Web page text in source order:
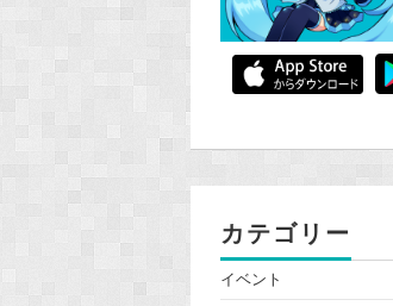
カテゴリー
イベント